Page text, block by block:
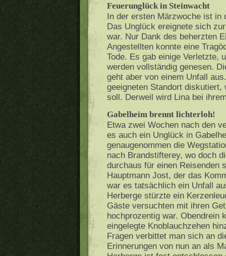
Feuerunglück in Steinwacht
In der ersten Märzwoche ist in
Das Unglück ereignete sich
war. Nur Dank des beherzten
Angestellten konnte eine
Tode. Es gab einige Verletzte,
werden vollständig genesen.
geht aber von einem Unfall
geeigneten Standort diskutiert,
soll. Derweil wird Lina bei
Gabelheim brennt lichterloh!
Etwa zwei Wochen nach den
es auch ein Unglück in
genaugenommen die
nach Brandstifterey, wo doch
durchaus für einen Reisenden
Hauptmann Jost, der das
war es tatsächlich ein Unfall
Herberge stürzte ein
Gäste versuchten mit ihren
hochprozentig war. Obendrein
eingelegte Knoblauchzehen
Fragen verbittet man sich an
Erinnerungen von nun an als